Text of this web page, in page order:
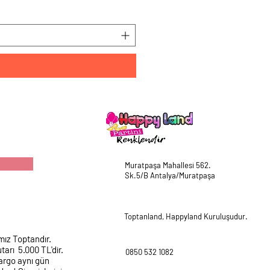
Toptandır.
5.000 TL'dir.
aynı gün
Muratpaşa Mahallesi 562.
Sk.5/B Antalya/Muratpaşa
Toptanland, Happyland Kuruluşudur.
0850 532 1082